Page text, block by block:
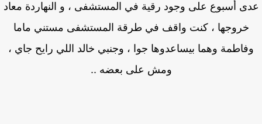
أسبوع على وجود رقية في المستشفى ، و النهاردة معاد
خروجها ، كنت واقف في طرقة المستشفى مستني ماما
وهما بيساعدوها جوا ، وجنبي خالد اللي رايح جاي ،
ومش على بعضه ..